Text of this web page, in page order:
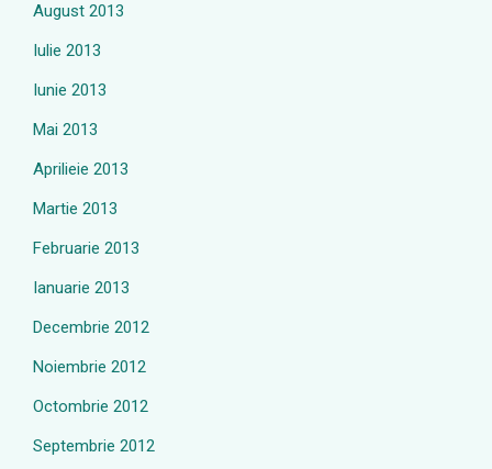
August 2013
Iulie 2013
Iunie 2013
Mai 2013
Aprilieie 2013
Martie 2013
Februarie 2013
Ianuarie 2013
Decembrie 2012
Noiembrie 2012
Octombrie 2012
Septembrie 2012